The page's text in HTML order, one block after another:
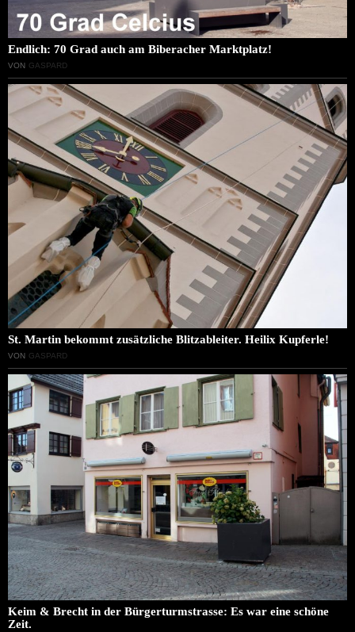
Endlich: 70 Grad auch am Biberacher Marktplatz!
VON GASPARD
St. Martin bekommt zusätzliche Blitzableiter. Heilix Kupferle!
VON GASPARD
Keim & Brecht in der Bürgerturmstrasse: Es war eine schöne
Zeit.